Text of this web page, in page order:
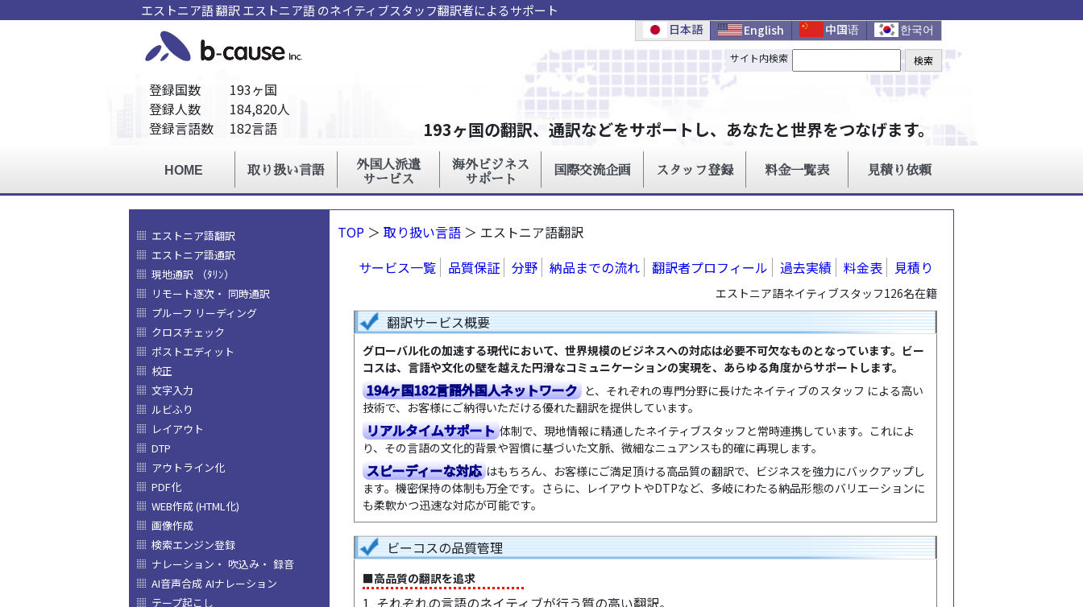
エストニア語 翻訳 エストニア語 のネイティブスタッフ翻訳者によるサポート
TOP ＞ 取り扱い言語 ＞ エストニア語翻訳
サービス一覧
品質保証 分野 納品までの流れ 翻訳者プロフィール 過去実績 料金表 見積り
エストニア語ネイティブスタッフ126名在籍
翻訳サービス概要
グローバル化の加速する現代において、世界規模のビジネスへの対応は必要不可欠なものとなっています。ビー
コスは、言語や文化の壁を越えた円滑なコミュニケーションの実現を、あらゆる角度からサポートします。
194ヶ国182言語外国人ネットワーク と、それぞれの専門分野に長けたネイティブのスタッフ による高い
技術で、お客様にご納得いただける優れた翻訳を提供しています。
リアルタイムサポート 体制で、現地情報に精通したネイティブスタッフと常時連携しています。これによ
り、その言語の文化的背景や習慣に基づいた文脈、微細なニュアンスも的確に再現します。
スピーディーな対応 はもちろん、お客様にご満足頂ける高品質の翻訳で、ビジネスを強力にバックアップし
ます。機密保持の体制も万全です。さらに、レイアウトやDTPなど、多岐にわたる納品形態のバリエーションに
も柔軟かつ迅速な対応が可能です。
ビーコスの品質管理
■高品質の翻訳を追求
1. それぞれの言語のネイティブが行う質の高い翻訳。